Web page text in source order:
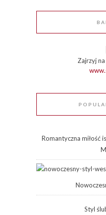
Zajrzyj
Romantyczna miłość
Styl